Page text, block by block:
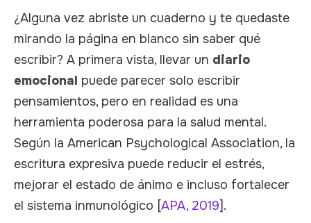
¿Alguna vez abriste un cuaderno y te quedaste
mirando la página en blanco sin saber qué
escribir? A primera vista, llevar un diario
emocional puede parecer solo escribir
pensamientos, pero en realidad es una
herramienta poderosa para la salud mental.
Según la American Psychological Association, la
escritura expresiva puede reducir el estrés,
mejorar el estado de ánimo e incluso fortalecer
el sistema inmunológico [APA, 2019].